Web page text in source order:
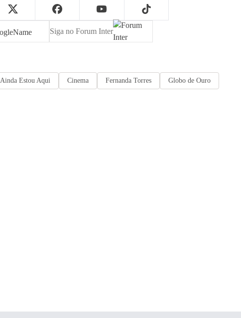
Siga no Forum Inter
Ainda Estou Aqui Cinema Fernanda Torres Globo de Ouro